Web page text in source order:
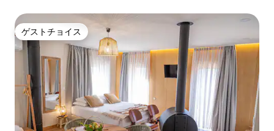
ゲストチョイス
ゲストチョイス